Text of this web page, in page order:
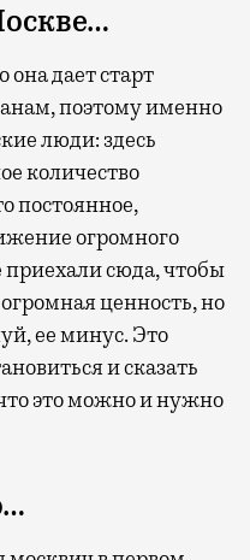
дает старт
поэтому именно
люди: здесь
количество
постоянное,
огромного
сюда, чтобы
ценность, но
ее минус. Это
и сказать
это можно и нужно